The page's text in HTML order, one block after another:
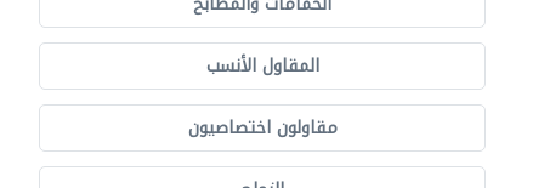
المقاول الأنسب
مقاولون اختصاصيون